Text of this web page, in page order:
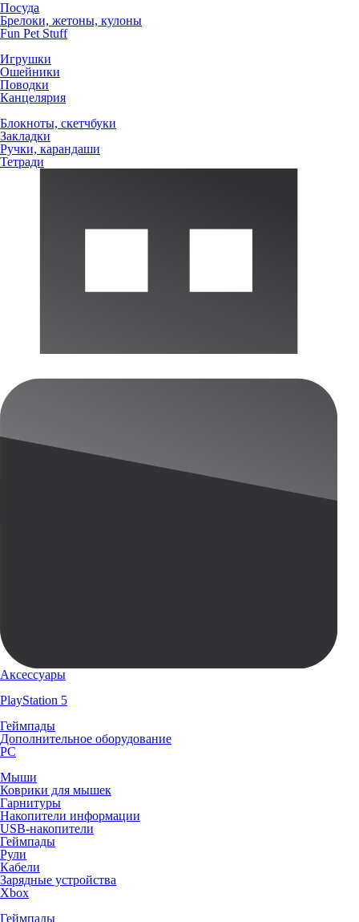
Посуда
Брелоки, жетоны, кулоны
Fun Pet Stuff
Игрушки
Ошейники
Поводки
Канцелярия
Блокноты, скетчбуки
Закладки
Ручки, карандаши
Тетради
Аксессуары
PlayStation 5
Геймпады
Дополнительное оборудование
PC
Мыши
Коврики для мышек
Гарнитуры
Накопители информации
USB-накопители
Геймпады
Рули
Кабели
Зарядные устройства
Xbox
Геймпады